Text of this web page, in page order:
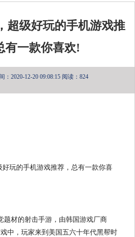
超级好玩的手机游戏推
有一款你喜欢!
：2020-12-20 09:08:15 阅读：824
题材的射击手游，由韩国游戏厂商
戏中，玩家来到美国五六十年代黑帮时